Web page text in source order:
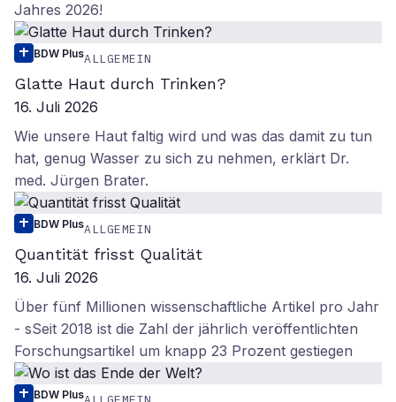
Jahres 2026!
BDW PlusALLGEMEIN
Glatte Haut durch Trinken?
16. Juli 2026
Wie unsere Haut faltig wird und was das damit zu tun
hat, genug Wasser zu sich zu nehmen, erklärt Dr.
med. Jürgen Brater.
BDW PlusALLGEMEIN
Quantität frisst Qualität
16. Juli 2026
Über fünf Millionen wissenschaftliche Artikel pro Jahr
- sSeit 2018 ist die Zahl der jährlich veröffentlichten
Forschungsartikel um knapp 23 Prozent gestiegen
BDW Plus